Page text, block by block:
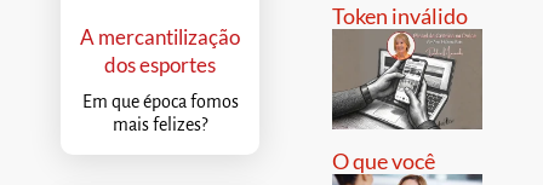
A mercantilização
dos esportes
Em que época fomos
mais felizes?
Token inválido
O que você